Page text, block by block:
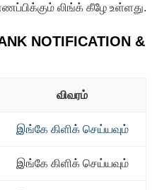
லிங்க் கீழே உள்ளது.
NOTIFICATION &
விவரம்
இங்கே கிளிக் செய்யவும்
இங்கே கிளிக் செய்யவும்